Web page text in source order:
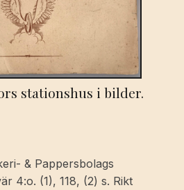
stationshus i bilder.
& Pappersbolags
4:o. (1), 118, (2) s. Rikt